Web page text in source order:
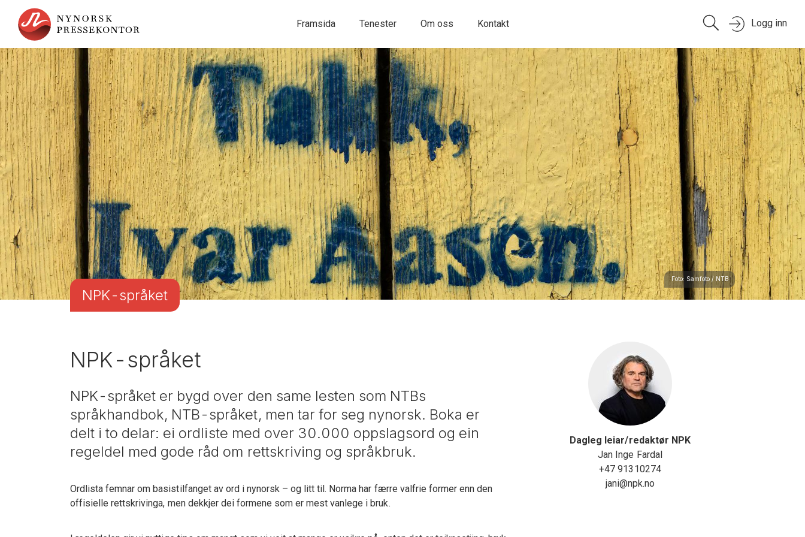
Framsida Tenester Om oss Kontakt Logg inn
Foto: Samfoto / NTB
NPK-språket
NPK-språket
NPK-språket er bygd over den same lesten som NTBs
språkhandbok, NTB-språket, men tar for seg nynorsk. Boka er
delt i to delar: ei ordliste med over 30.000 oppslagsord og ein
regeldel med gode råd om rettskriving og språkbruk.
Ordlista femnar om basistilfanget av ord i nynorsk – og litt til. Norma har færre valfrie former enn den
offisielle rettskrivinga, men dekkjer dei formene som er mest vanlege i bruk.
Dagleg leiar/redaktør NPK
Jan Inge Fardal
+47 91310274
jani@npk.no